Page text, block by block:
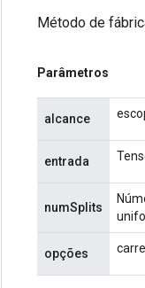
Método de
Parâmetros
alcance
entrada
numSplits
opções